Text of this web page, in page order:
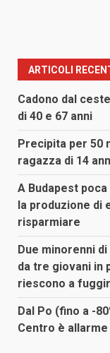
ARTICOLI
Cadono dal
di 40 e 67 anni
Precipita per 50
ragazza di 14
A Budapest
la produzione di
risparmiare
Due minorenni
da tre giovani in
riescono a
Dal Po (fino a -
Centro è